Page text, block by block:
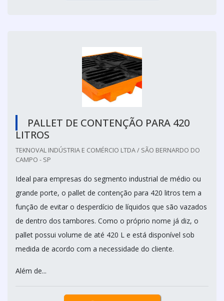
PALLET DE CONTENÇÃO PARA 420
LITROS
TEKNOVAL INDÚSTRIA E COMÉRCIO LTDA / SÃO BERNARDO DO
CAMPO - SP
Ideal para empresas do segmento industrial de médio ou
grande porte, o pallet de contenção para 420 litros tem a
função de evitar o desperdício de líquidos que são vazados
de dentro dos tambores. Como o próprio nome já diz, o
pallet possui volume de até 420 L e está disponível sob
medida de acordo com a necessidade do cliente.
Além de...